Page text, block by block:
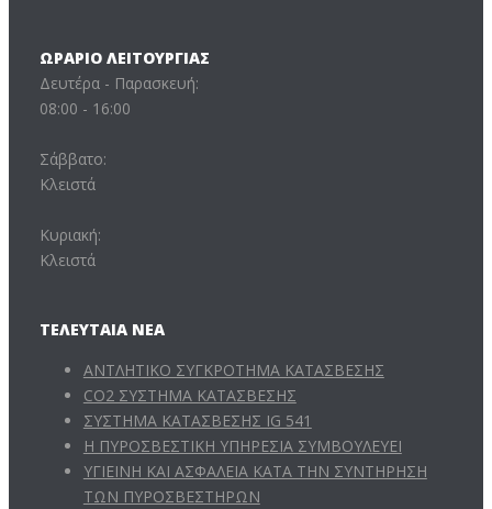
ΩΡΆΡΙΟ ΛΕΙΤΟΥΡΓΊΑΣ
Δευτέρα - Παρασκευή:
08:00 - 16:00
Σάββατο:
Κλειστά
Κυριακή:
Κλειστά
ΤΕΛΕΥΤΑΊΑ ΝΈΑ
ΑΝΤΛΗΤΙΚΟ ΣΥΓΚΡΟΤΗΜΑ ΚΑΤΑΣΒΕΣΗΣ
CO2 ΣΥΣΤΗΜΑ ΚΑΤΑΣΒΕΣΗΣ
ΣΥΣΤΗΜΑ ΚΑΤΑΣΒΕΣΗΣ IG 541
Η ΠΥΡΟΣΒΕΣΤΙΚΗ ΥΠΗΡΕΣΙΑ ΣΥΜΒΟΥΛΕΥΕΙ
ΥΓΙΕΙΝΗ ΚΑΙ ΑΣΦΑΛΕΙΑ ΚΑΤΑ ΤΗΝ ΣΥΝΤΗΡΗΣΗ
ΤΩΝ ΠΥΡΟΣΒΕΣΤΗΡΩΝ